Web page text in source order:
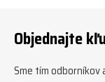
#firewoodproduction
Objednajte
Sme tím